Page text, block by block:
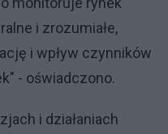
i zrozumiałe,
i wpływ czynników
- oświadczono.
i działaniach